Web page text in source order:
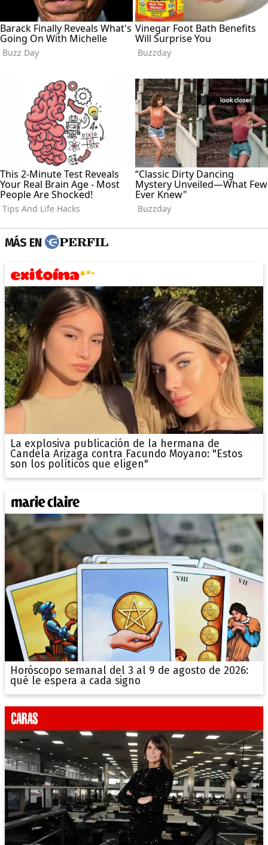
MÁS EN
La explosiva publicación de la hermana de
Candela Arizaga contra Facundo Moyano: "Estos
son los políticos que eligen"
Horóscopo semanal del 3 al 9 de agosto de 2026:
qué le espera a cada signo